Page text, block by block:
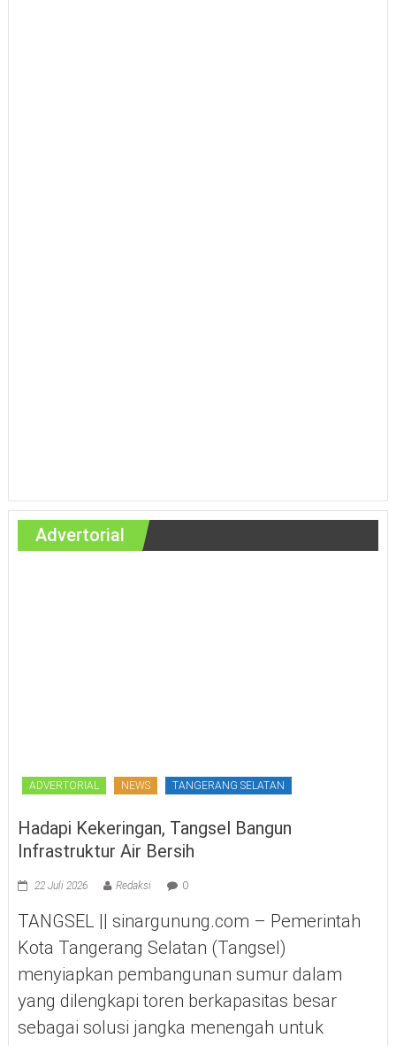
Advertorial
ADVERTORIAL NEWS TANGERANG SELATAN
Hadapi Kekeringan, Tangsel Bangun
Infrastruktur Air Bersih
22 Juli 2026 Redaksi 0
TANGSEL || sinargunung.com – Pemerintah
Kota Tangerang Selatan (Tangsel)
menyiapkan pembangunan sumur dalam
yang dilengkapi toren berkapasitas besar
sebagai solusi jangka menengah untuk